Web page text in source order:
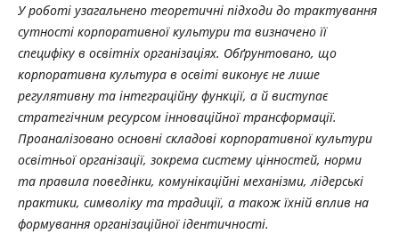
У роботі узагальнено теоретичні підходи до трактування
сутності корпоративної культури та визначено її
специфіку в освітніх організаціях. Обґрунтовано, що
корпоративна культура в освіті виконує не лише
регулятивну та інтеграційну функції, а й виступає
стратегічним ресурсом інноваційної трансформації.
Проаналізовано основні складові корпоративної культури
освітньої організації, зокрема систему цінностей, норми
та правила поведінки, комунікаційні механізми, лідерські
практики, символіку та традиції, а також їхній вплив на
формування організаційної ідентичності.